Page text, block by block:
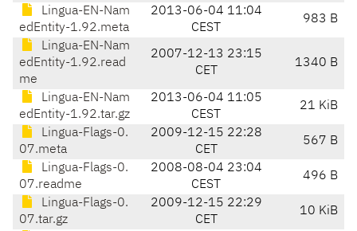
Lingua-EN-Nam
edEntity-1.92.meta
2013-06-04 11:04
CEST
983 B
Lingua-EN-Nam
edEntity-1.92.read
me
2007-12-13 23:15
CET
1340 B
Lingua-EN-Nam
edEntity-1.92.tar.gz
2013-06-04 11:05
CEST
21 KiB
Lingua-Flags-0.
07.meta
2009-12-15 22:28
CET
567 B
Lingua-Flags-0.
07.readme
2008-08-04 23:04
CEST
496 B
Lingua-Flags-0.
07.tar.gz
2009-12-15 22:29
CET
10 KiB